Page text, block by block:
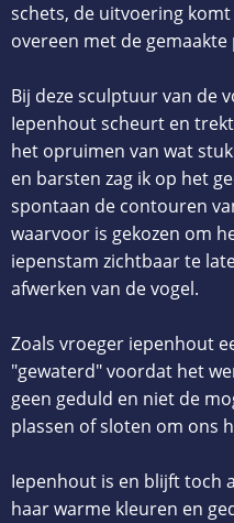
schets, de uitvoering
overeen met de gemaakte
Bij deze sculptuur van de
Iepenhout scheurt en
het opruimen van wat
en barsten zag ik op het
spontaan de contouren
waarvoor is gekozen om
iepenstam zichtbaar te
afwerken van de vogel.
Zoals vroeger iepenhout
"gewaterd" voordat het
geen geduld en niet de
plassen of sloten om ons
Iepenhout is en blijft toch
haar warme kleuren en